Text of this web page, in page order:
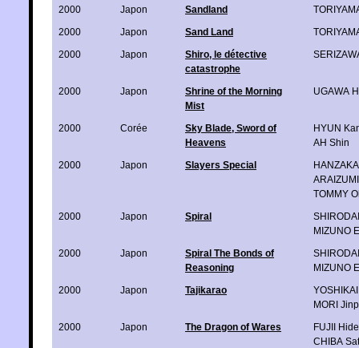
2000
Japon Sandland
2000
Japon Sand Land
2000
Japon
Shiro, le détective
catastrophe
2000 Japon
Shrine of the Morning
Mist
UGAWA
2000 Corée
Sky Blade, Sword of
Heavens
HYUN
AH Shin
2000
Japon Slayers Special
TOMMY
2000
Japon Spiral
MIZUNO
2000
Japon
Spiral The Bonds of
Reasoning
MIZUNO
2000
Japon Tajikarao
MORI
2000
Japon The Dragon of Wares
FUJII
CHIBA